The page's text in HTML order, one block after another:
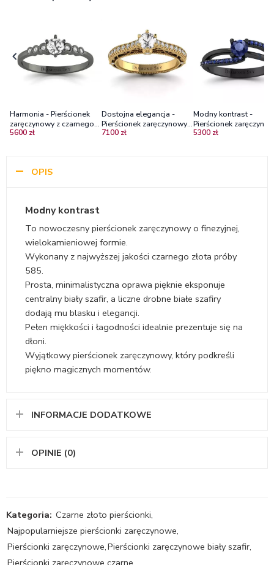
Harmonia - Pierścionek
zaręczynowy z czarnego
złota z białymi szafirami
5600 zł
Dostojna elegancja -
Pierścionek zaręczynowy z
żółtego złota z białym
7100 zł
Modny kontrast -
Pierścionek
czarnego złota z
5300 zł
OPIS
Modny kontrast
To nowoczesny pierścionek zaręczynowy o finezyjnej,
wielokamieniowej formie.
Wykonany z najwyższej jakości czarnego złota próby
585.
Prosta, minimalistyczna oprawa pięknie eksponuje
centralny biały szafir, a liczne drobne białe szafiry
dodają mu blasku i elegancji.
Pełen miękkości i łagodności idealnie prezentuje się na
dłoni.
Wyjątkowy pierścionek zaręczynowy, który podkreśli
piękno magicznych momentów.
INFORMACJE DODATKOWE
OPINIE (0)
Kategoria: Czarne złoto pierścionki,
Najpopularniejsze pierścionki zaręczynowe,
Pierścionki zaręczynowe,Pierścionki zaręczynowe biały szafir,
Pierścionki zaręczynowe czarne